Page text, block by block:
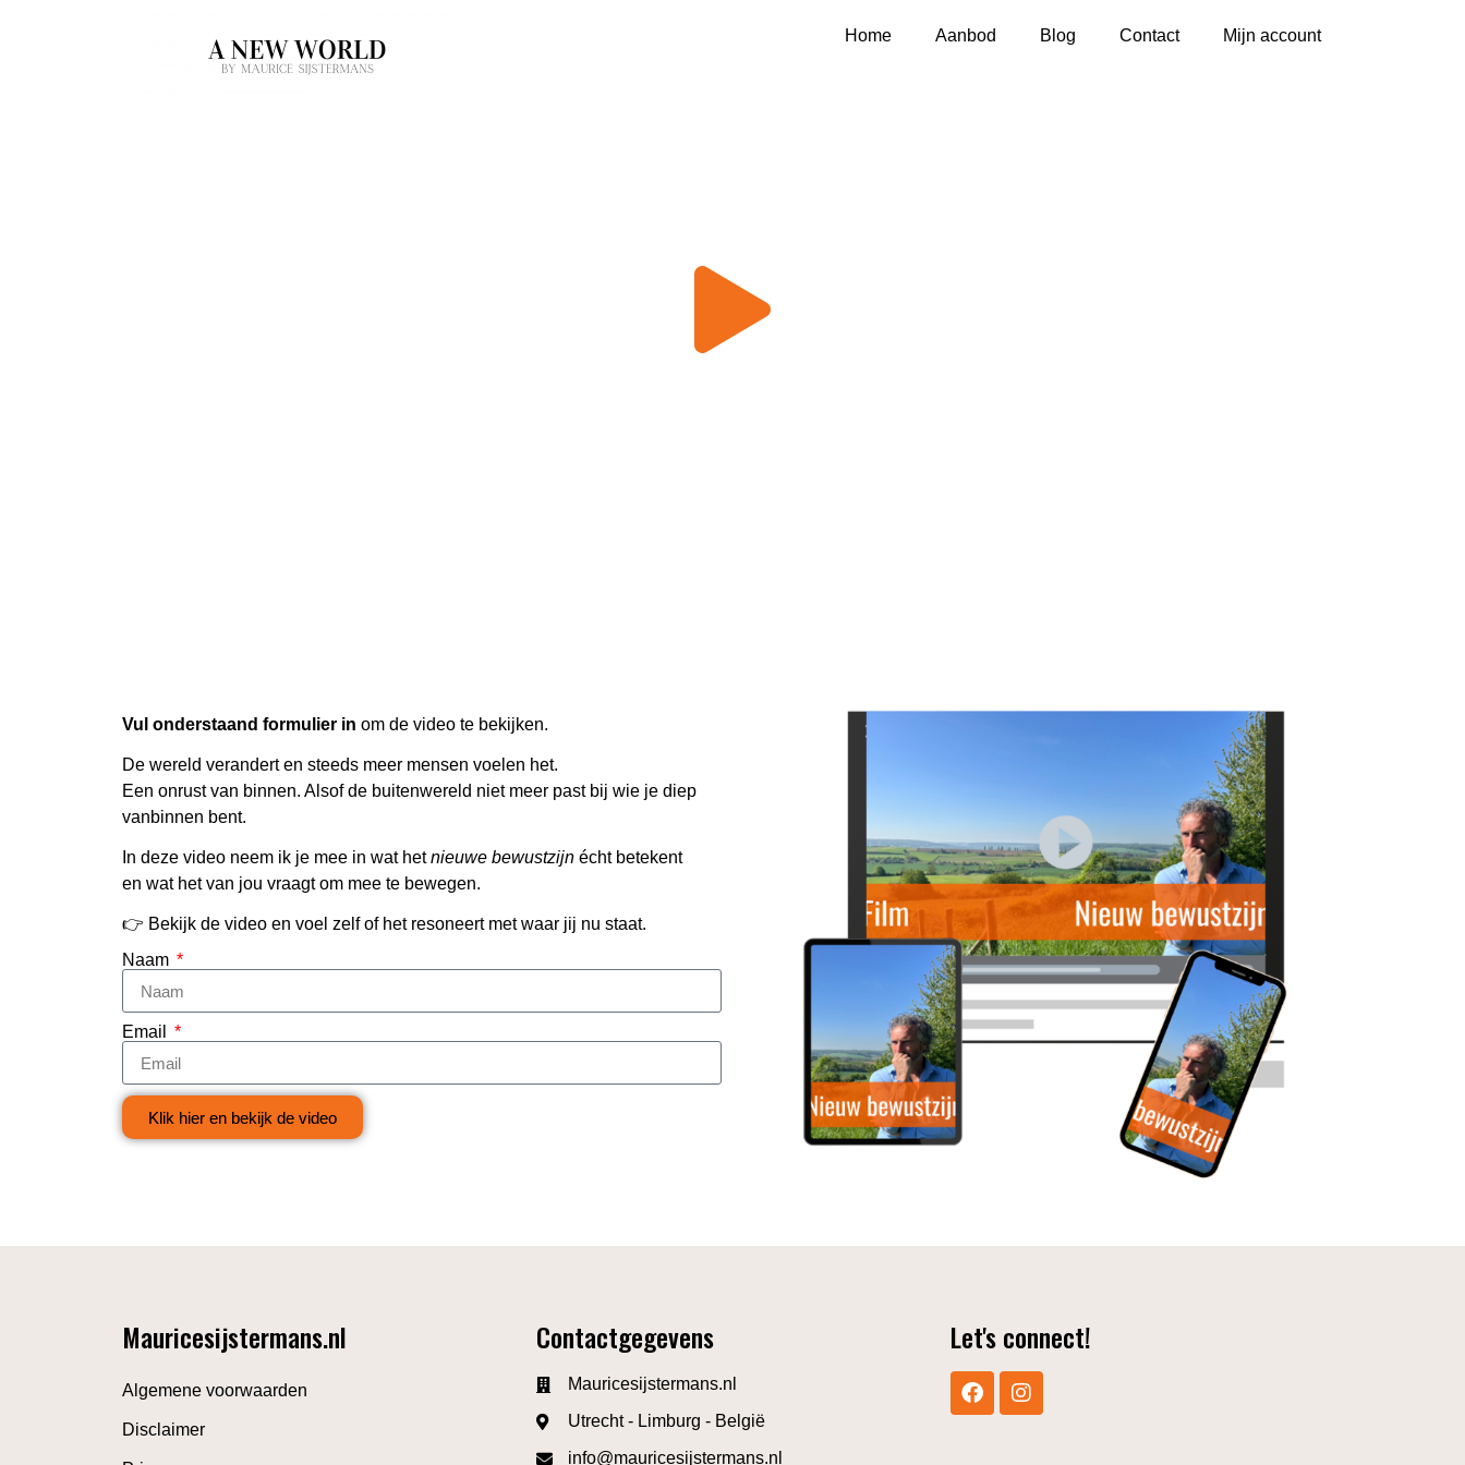
Home Aanbod Blog Contact Mijn account
Vul onderstaand formulier in om de video te bekijken.
De wereld verandert en steeds meer mensen voelen het.
Een onrust van binnen. Alsof de buitenwereld niet meer past bij wie je diep
vanbinnen bent.
In deze video neem ik je mee in wat hetnieuwe bewustzijn écht betekent
en wat het van jou vraagt om mee te bewegen.
👉 Bekijk de video en voel zelf of het resoneert met waar jij nu staat.
Naam
Email
Klik hier en bekijk de video
Mauricesijstermans.nl
Algemene voorwaarden
Disclaimer
Contactgegevens
Mauricesijstermans.nl
Utrecht - Limburg - België
info@mauricesijstermans.nl
Let's connect!